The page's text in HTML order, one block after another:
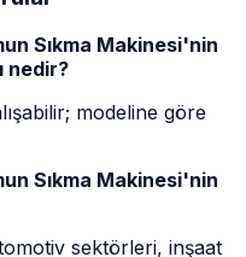
Sıkma Makinesi'nin
nedir?
modeline göre
Sıkma Makinesi'nin
sektörleri, inşaat